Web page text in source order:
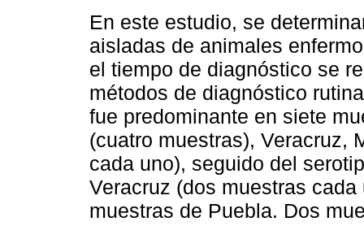
En este estudio, se
aisladas de animales
el tiempo de diagnóstico se
métodos de diagnóstico
fue predominante en siete
(cuatro muestras), Veracruz,
cada uno), seguido del
Veracruz (dos muestras
muestras de Puebla. Dos